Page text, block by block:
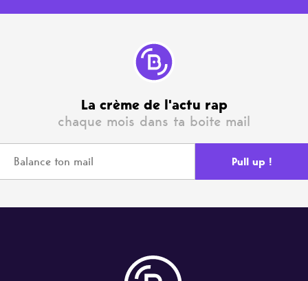
La crème de l'actu rap
chaque mois dans ta boite mail